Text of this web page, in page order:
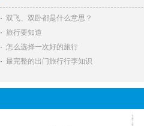
· 双飞、双卧都是什么意思？
· 旅行要知道
· 怎么选择一次好的旅行
· 最完整的出门旅行行李知识